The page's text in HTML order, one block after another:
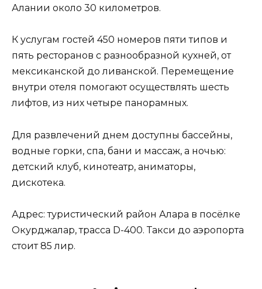
Алании около 30 километров.
К услугам гостей 450 номеров пяти типов и
пять ресторанов с разнообразной кухней, от
мексиканской до ливанской. Перемещение
внутри отеля помогают осуществлять шесть
лифтов, из них четыре панорамных.
Для развлечений днем доступны бассейны,
водные горки, спа, бани и массаж, а ночью:
детский клуб, кинотеатр, аниматоры,
дискотека.
Адрес: туристический район Алара в посёлке
Окурджалар, трасса D-400. Такси до аэропорта
стоит 85 лир.